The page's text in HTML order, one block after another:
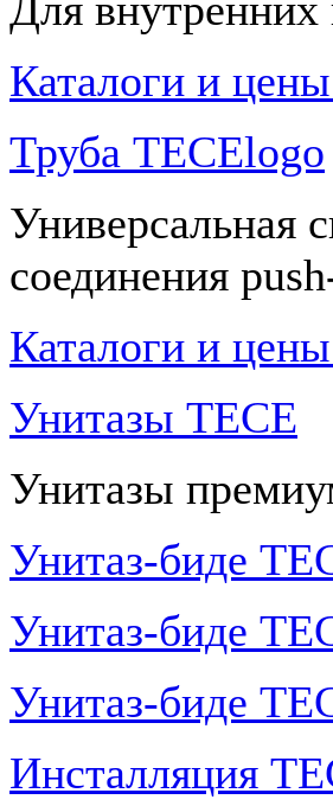
Каталоги и
Труба TECElogo
Универсальная
соединения
Каталоги и
Унитазы TECE
Унитазы
Унитаз-биде
Унитаз-биде
Унитаз-биде
Инсталляция